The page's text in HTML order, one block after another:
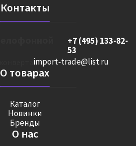
Контакты
+7 (495) 133-82-
53
import-trade@list.ru
О товарах
Каталог
Новинки
Бренды
О нас